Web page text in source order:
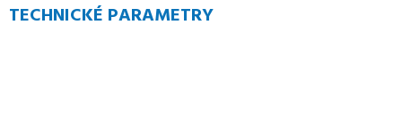
TECHNICKÉ PARAMETRY